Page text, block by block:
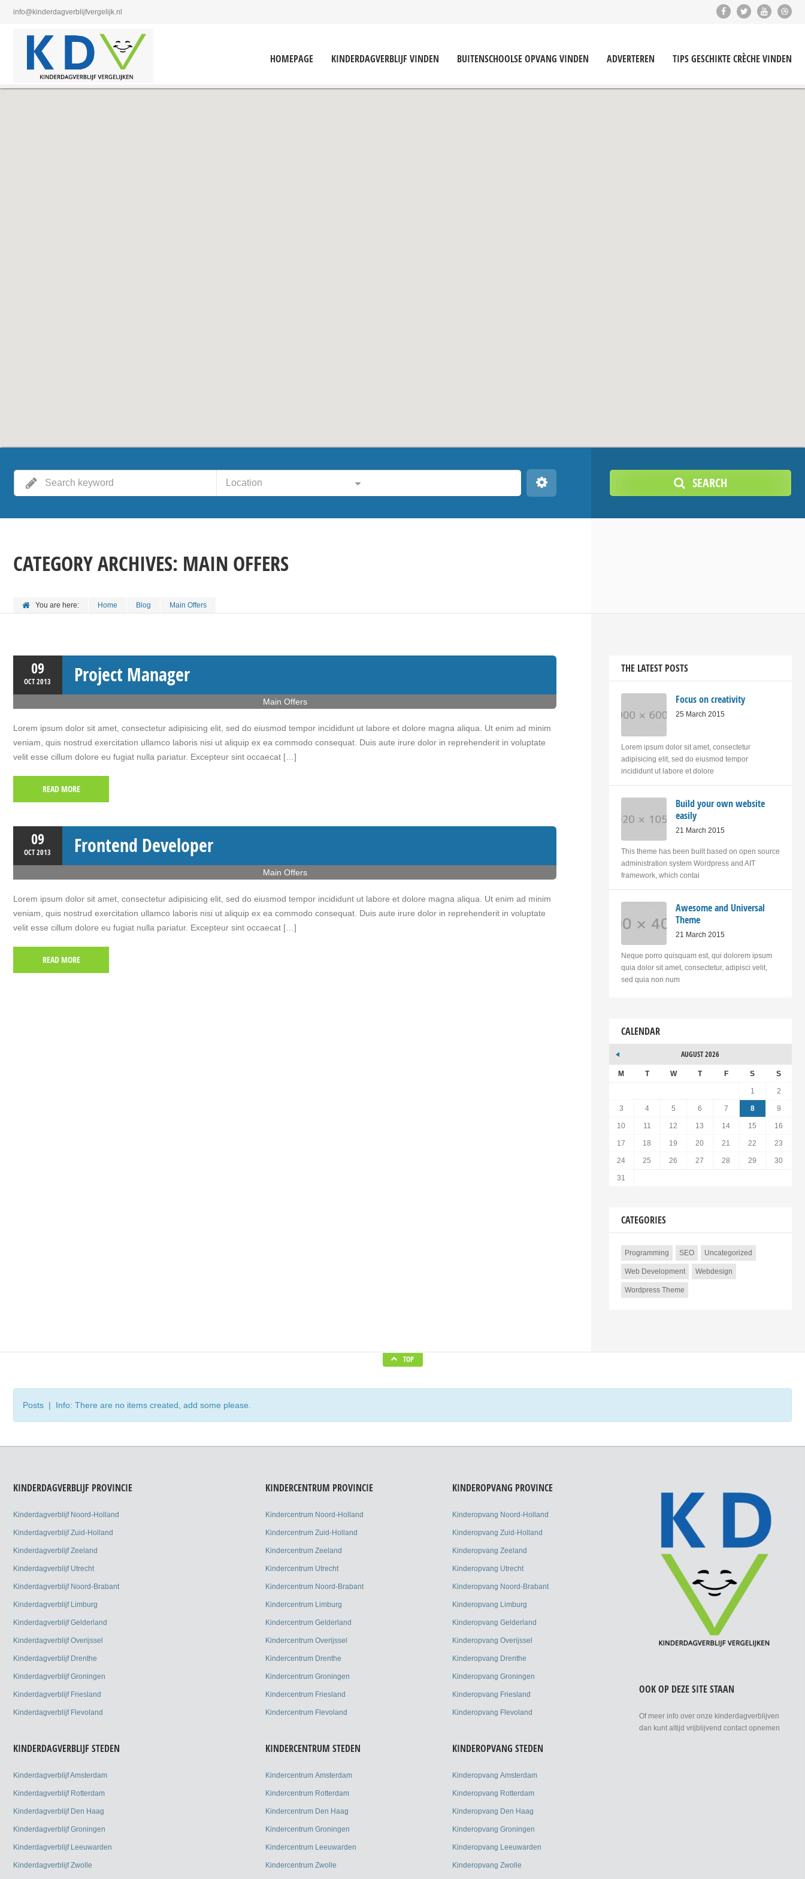
info@kinderdagverblijfvergelijk.nl
HOMEPAGE KINDERDAGVERBLIJF VINDEN BUITENSCHOOLSE OPVANG VINDEN ADVERTEREN TIPS GESCHIKTE CRÈCHE VINDEN
Location SEARCH
CATEGORY ARCHIVES: MAIN OFFERS
You are here: Home Blog Main Offers
09
OCT2013 Project Manager
Main Offers
Lorem ipsum dolor sit amet, consectetur adipisicing elit, sed do eiusmod tempor incididunt ut labore et dolore magna aliqua. Ut enim ad minim
veniam, quis nostrud exercitation ullamco laboris nisi ut aliquip ex ea commodo consequat. Duis aute irure dolor in reprehenderit in voluptate
velit esse cillum dolore eu fugiat nulla pariatur. Excepteur sint occaecat […]
READ MORE
09
OCT2013 Frontend Developer
Main Offers
Lorem ipsum dolor sit amet, consectetur adipisicing elit, sed do eiusmod tempor incididunt ut labore et dolore magna aliqua. Ut enim ad minim
veniam, quis nostrud exercitation ullamco laboris nisi ut aliquip ex ea commodo consequat. Duis aute irure dolor in reprehenderit in voluptate
velit esse cillum dolore eu fugiat nulla pariatur. Excepteur sint occaecat […]
READ MORE
THE LATEST POSTS
Focus on creativity
25 March 2015
Lorem ipsum dolor sit amet, consectetur
adipisicing elit, sed do eiusmod tempor
incididunt ut labore et dolore
Build your own website
easily
21 March 2015
This theme has been built based on open source
administration system Wordpress and AIT
framework, which contai
Awesome and Universal
Theme
21 March 2015
Neque porro quisquam est, qui dolorem ipsum
quia dolor sit amet, consectetur, adipisci velit,
sed quia non num
CALENDAR
AUGUST 2026
M T W T F S S
1 2
3 4 5 6 7 8 9
10 11 12 13 14 15 16
17 18 19 20 21 22 23
24 25 26 27 28 29 30
31
CATEGORIES
Programming SEO Uncategorized
Web Development Webdesign
Wordpress Theme
TOP
Posts | Info: There are no items created, add some please.
KINDERDAGVERBLIJF PROVINCIE
Kinderdagverblijf Noord-Holland
Kinderdagverblijf Zuid-Holland
Kinderdagverblijf Zeeland
Kinderdagverblijf Utrecht
Kinderdagverblijf Noord-Brabant
Kinderdagverblijf Limburg
Kinderdagverblijf Gelderland
Kinderdagverblijf Overijssel
Kinderdagverblijf Drenthe
Kinderdagverblijf Groningen
Kinderdagverblijf Friesland
Kinderdagverblijf Flevoland
KINDERDAGVERBLIJF STEDEN
Kinderdagverblijf Amsterdam
Kinderdagverblijf Rotterdam
Kinderdagverblijf Den Haag
Kinderdagverblijf Groningen
Kinderdagverblijf Leeuwarden
Kinderdagverblijf Zwolle
KINDERCENTRUM PROVINCIE
Kindercentrum Noord-Holland
Kindercentrum Zuid-Holland
Kindercentrum Zeeland
Kindercentrum Utrecht
Kindercentrum Noord-Brabant
Kindercentrum Limburg
Kindercentrum Gelderland
Kindercentrum Overijssel
Kindercentrum Drenthe
Kindercentrum Groningen
Kindercentrum Friesland
Kindercentrum Flevoland
KINDERCENTRUM STEDEN
Kindercentrum Amsterdam
Kindercentrum Rotterdam
Kindercentrum Den Haag
Kindercentrum Groningen
Kindercentrum Leeuwarden
Kindercentrum Zwolle
KINDEROPVANG PROVINCE
Kinderopvang Noord-Holland
Kinderopvang Zuid-Holland
Kinderopvang Zeeland
Kinderopvang Utrecht
Kinderopvang Noord-Brabant
Kinderopvang Limburg
Kinderopvang Gelderland
Kinderopvang Overijssel
Kinderopvang Drenthe
Kinderopvang Groningen
Kinderopvang Friesland
Kinderopvang Flevoland
KINDEROPVANG STEDEN
Kinderopvang Amsterdam
Kinderopvang Rotterdam
Kinderopvang Den Haag
Kinderopvang Groningen
Kinderopvang Leeuwarden
Kinderopvang Zwolle
OOK OP DEZE SITE STAAN
Of meer info over onze kinderdagverblijven
dan kunt altijd vrijblijvend contact opnemen